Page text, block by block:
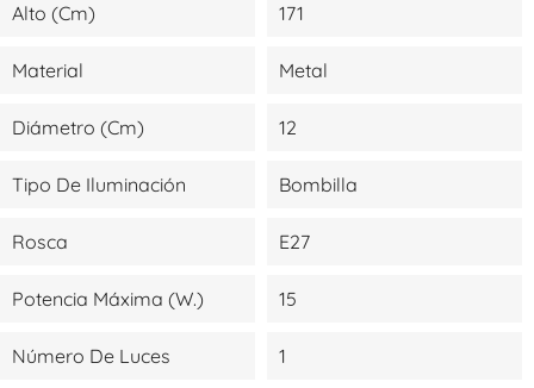
Alto (cm) 171
Material Metal
Diámetro (cm) 12
Tipo De Iluminación Bombilla
Rosca E27
Potencia Máxima (W.) 15
Número De Luces 1